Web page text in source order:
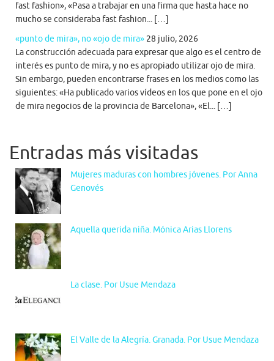
fast fashion», «Pasa a trabajar en una firma que hasta hace no
mucho se consideraba fast fashion... […]
«punto de mira», no «ojo de mira» 28 julio, 2026
La construcción adecuada para expresar que algo es el centro de
interés es punto de mira, y no es apropiado utilizar ojo de mira.
Sin embargo, pueden encontrarse frases en los medios como las
siguientes: «Ha publicado varios vídeos en los que pone en el ojo
de mira negocios de la provincia de Barcelona», «El... […]
Entradas más visitadas
Mujeres maduras con hombres jóvenes. Por Anna
Genovés
Aquella querida niña. Mónica Arias Llorens
La clase. Por Usue Mendaza
El Valle de la Alegría. Granada. Por Usue Mendaza